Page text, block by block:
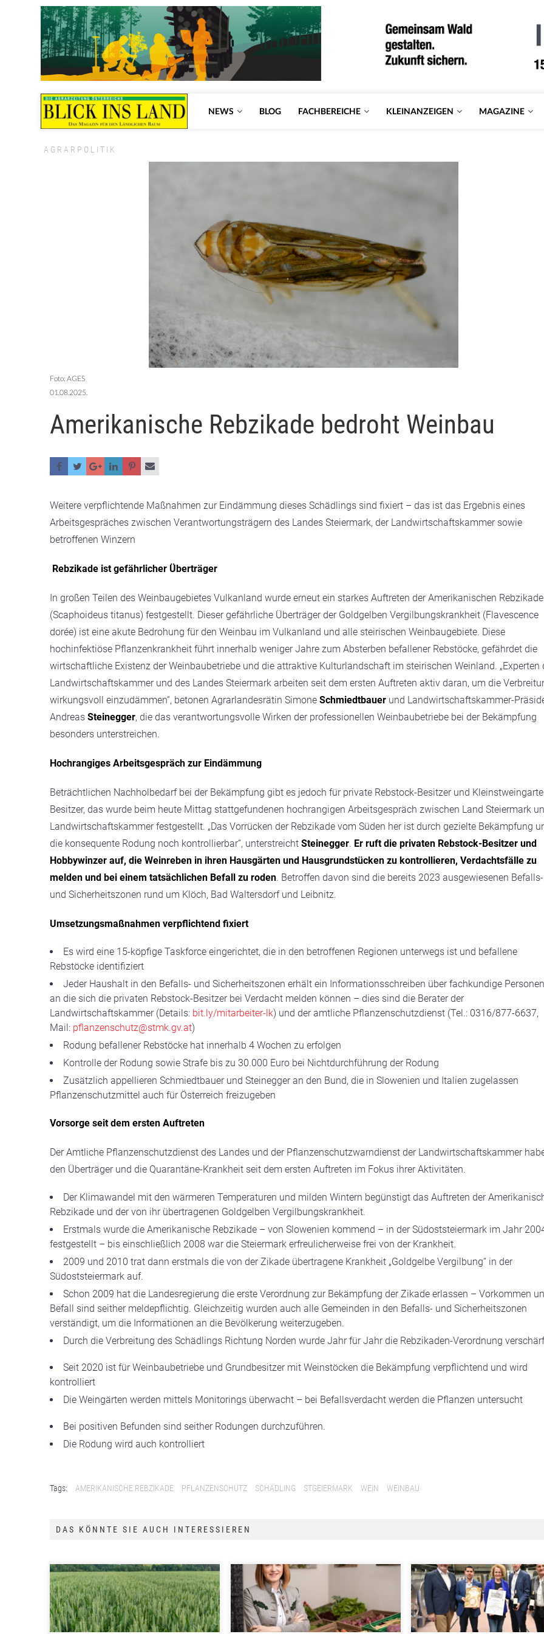
NEWS BLOG FACHBEREICHE KLEINANZEIGEN MAGAZINE
AGRARPOLITIK
Foto: AGES
01.08.2025.
Amerikanische Rebzikade bedroht Weinbau
Weitere verpflichtende Maßnahmen zur Eindämmung dieses Schädlings sind fixiert – das ist das Ergebnis eines
Arbeitsgespräches zwischen Verantwortungsträgern des Landes Steiermark, der Landwirtschaftskammer sowie
betroffenen Winzern
Rebzikade ist gefährlicher Überträger
In großen Teilen des Weinbaugebietes Vulkanland wurde erneut ein starkes Auftreten der Amerikanischen Rebzikade
(Scaphoideus titanus) festgestellt. Dieser gefährliche Überträger der Goldgelben Vergilbungskrankheit (Flavescence
dorée) ist eine akute Bedrohung für den Weinbau im Vulkanland und alle steirischen Weinbaugebiete. Diese
hochinfektiöse Pflanzenkrankheit führt innerhalb weniger Jahre zum Absterben befallener Rebstöcke, gefährdet die
wirtschaftliche Existenz der Weinbaubetriebe und die attraktive Kulturlandschaft im steirischen Weinland. „Experten
Landwirtschaftskammer und des Landes Steiermark arbeiten seit dem ersten Auftreten aktiv daran, um die
wirkungsvoll einzudämmen“, betonen Agrarlandesrätin Simone Schmiedtbauer und Landwirtschaftskammer-
Andreas Steinegger, die das verantwortungsvolle Wirken der professionellen Weinbaubetriebe bei der Bekämpfung
besonders unterstreichen.
Hochrangiges Arbeitsgespräch zur Eindämmung
Beträchtlichen Nachholbedarf bei der Bekämpfung gibt es jedoch für private Rebstock-Besitzer und
Besitzer, das wurde beim heute Mittag stattgefundenen hochrangigen Arbeitsgespräch zwischen Land Steiermark
Landwirtschaftskammer festgestellt. „Das Vorrücken der Rebzikade vom Süden her ist durch gezielte Bekämpfung
die konsequente Rodung noch kontrollierbar“, unterstreicht Steinegger. Er ruft die privaten Rebstock-Besitzer und
Hobbywinzer auf, die Weinreben in ihren Hausgärten und Hausgrundstücken zu kontrollieren, Verdachtsfälle zu
melden und bei einem tatsächlichen Befall zu roden. Betroffen davon sind die bereits 2023 ausgewiesenen Befalls-
und Sicherheitszonen rund um Klöch, Bad Waltersdorf und Leibnitz.
Umsetzungsmaßnahmen verpflichtend fixiert
Es wird eine 15-köpfige Taskforce eingerichtet, die in den betroffenen Regionen unterwegs ist und befallene
Rebstöcke identifiziert
Jeder Haushalt in den Befalls- und Sicherheitszonen erhält ein Informationsschreiben über fachkundige Personen
an die sich die privaten Rebstock-Besitzer bei Verdacht melden können – dies sind die Berater der
Landwirtschaftskammer (Details: bit.ly/mitarbeiter-lk) und der amtliche Pflanzenschutzdienst (Tel.: 0316/877-6637,
Mail: pflanzenschutz@stmk.gv.at)
Rodung befallener Rebstöcke hat innerhalb 4 Wochen zu erfolgen
Kontrolle der Rodung sowie Strafe bis zu 30.000 Euro bei Nichtdurchführung der Rodung
Zusätzlich appellieren Schmiedtbauer und Steinegger an den Bund, die in Slowenien und Italien zugelassen
Pflanzenschutzmittel auch für Österreich freizugeben
Vorsorge seit dem ersten Auftreten
Der Amtliche Pflanzenschutzdienst des Landes und der Pflanzenschutzwarndienst der Landwirtschaftskammer
den Überträger und die Quarantäne-Krankheit seit dem ersten Auftreten im Fokus ihrer Aktivitäten.
Der Klimawandel mit den wärmeren Temperaturen und milden Wintern begünstigt das Auftreten der
Rebzikade und der von ihr übertragenen Goldgelben Vergilbungskrankheit.
Erstmals wurde die Amerikanische Rebzikade – von Slowenien kommend – in der Südoststeiermark im Jahr
festgestellt – bis einschließlich 2008 war die Steiermark erfreulicherweise frei von der Krankheit.
2009 und 2010 trat dann erstmals die von der Zikade übertragene Krankheit „Goldgelbe Vergilbung“ in der
Südoststeiermark auf.
Schon 2009 hat die Landesregierung die erste Verordnung zur Bekämpfung der Zikade erlassen – Vorkommen
Befall sind seither meldepflichtig. Gleichzeitig wurden auch alle Gemeinden in den Befalls- und Sicherheitszonen
verständigt, um die Informationen an die Bevölkerung weiterzugeben.
Durch die Verbreitung des Schädlings Richtung Norden wurde Jahr für Jahr die Rebzikaden-Verordnung
Seit 2020 ist für Weinbaubetriebe und Grundbesitzer mit Weinstöcken die Bekämpfung verpflichtend und wird
kontrolliert
Die Weingärten werden mittels Monitorings überwacht – bei Befallsverdacht werden die Pflanzen untersucht
Bei positiven Befunden sind seither Rodungen durchzuführen.
Die Rodung wird auch kontrolliert
Tags: AMERIKANISCHE REBZIKADE PFLANZENSCHUTZ SCHÄDLING STGEIERMARK WEIN WEINBAU
DAS KÖNNTE SIE AUCH INTERESSIEREN